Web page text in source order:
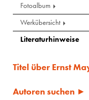
Fotoalbum
Werkübersicht
Literaturhinweise
Titel über Ernst
Autoren suchen ►